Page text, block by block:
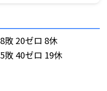
敗 20ゼロ 8休
敗 40ゼロ 19休